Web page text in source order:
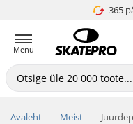
365
Menu
Avaleht Meist